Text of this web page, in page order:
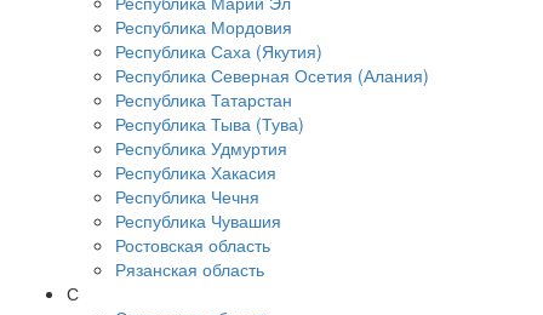
Республика Мордовия
Республика Саха (Якутия)
Республика Северная Осетия (Алания)
Республика Татарстан
Республика Тыва (Тува)
Республика Удмуртия
Республика Хакасия
Республика Чечня
Республика Чувашия
Ростовская область
Рязанская область
С